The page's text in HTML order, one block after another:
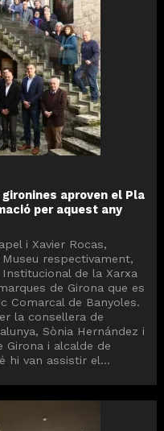
aproven el Pla
per aquest any
i Xavier Rocas,
respectivament,
de la Xarxa
de Girona que es
Comarcal de Banyoles.
la consellera de
Sònia Hernández i
Girona i alcalde de
hi van assistir el...